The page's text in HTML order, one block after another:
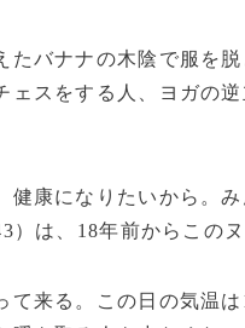
バナナの木陰で服を
ェスをする人、ヨガの
健康になりたいから。
）は、18年前からこの
来る。この日の気温